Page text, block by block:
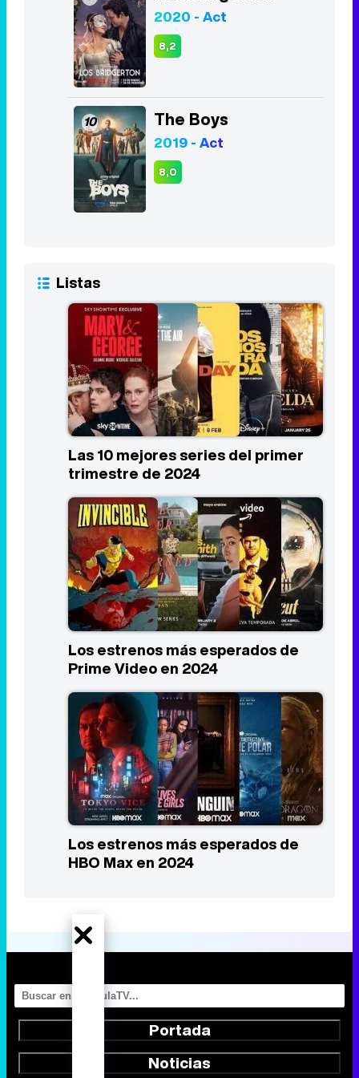
10 The Boys
2019 - Act
8,0
Listas
Las 10 mejores series del primer
trimestre de 2024
Los estrenos más esperados de
Prime Video en 2024
Los estrenos más esperados de
HBO Max en 2024
Noticias
Series
Calendario
Listas
TV Movies